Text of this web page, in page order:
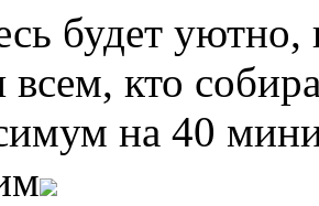
будет
кто
на 40